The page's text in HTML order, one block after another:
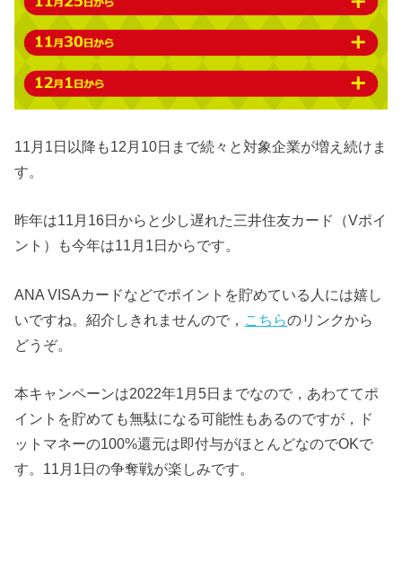
11月1日以降も12月10日まで続々と対象企業が増え続けま
す。
昨年は11月16日からと少し遅れた三井住友カード（Vポイ
ント）も今年は11月1日からです。
ANA VISAカードなどでポイントを貯めている人には嬉し
いですね。紹介しきれませんので，
こちらのリンクから
どうぞ。
本キャンペーンは2022年1月5日までなので，あわててポ
イントを貯めても無駄になる可能性もあるのですが，ド
ットマネーの100%還元は即付与がほとんどなのでOKで
す。11月1日の争奪戦が楽しみです。